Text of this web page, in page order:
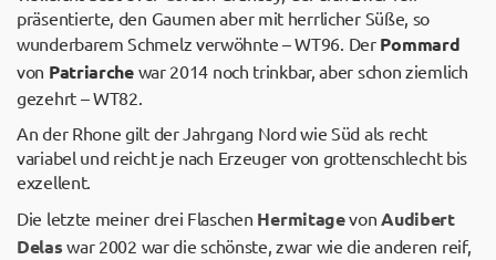
präsentierte, den Gaumen aber mit herrlicher Süße, so
wunderbarem Schmelz verwöhnte – WT96. Der Pommard
von Patriarchewar 2014 noch trinkbar, aber schon ziemlich
gezehrt – WT82.
An der Rhone gilt der Jahrgang Nord wie Süd als recht
variabel und reicht je nach Erzeuger von grottenschlecht bis
exzellent.
Die letzte meiner drei Flaschen Hermitagevon Audibert
Delas war 2002 war die schönste, zwar wie die anderen reif,